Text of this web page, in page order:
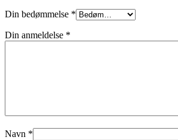
Din bedømmelse *
Din anmeldelse *
Navn *